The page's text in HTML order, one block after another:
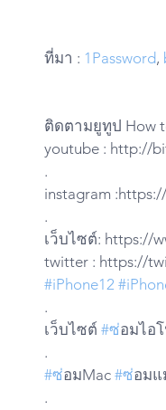
ที่มา : 1Password,
ติดตามยูทูป How
youtube : http://
.
instagram
.
เว็บไซต์: https://
twitter : https://
#iPhone12
.
เว็บไซต์ #ซอมไอ
.
#ซ่อมMac #ซอมแ
.